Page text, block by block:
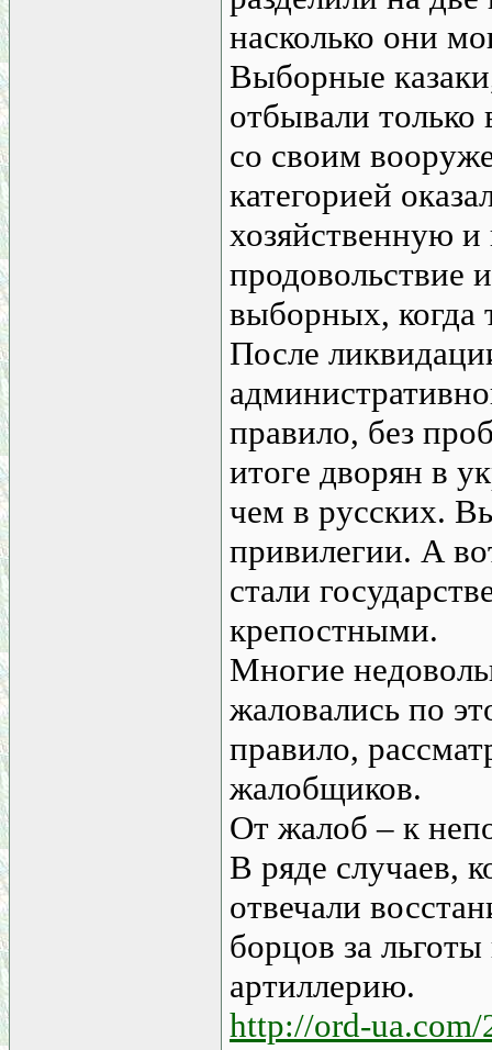
насколько они
Выборные
отбывали
со своим
категорией
хозяйственную и
продовольствие
выборных, когда
После
правило, без
итоге дворян в
чем в русских.
привилегии. А
стали
крепостными.
Многие
жаловались по
правило,
жалобщиков.
От жалоб – к
В ряде случаев,
отвечали
борцов за
артиллерию.
http://ord-